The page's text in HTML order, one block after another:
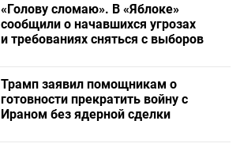
«Голову сломаю». В «Яблоке»
сообщили о начавшихся угрозах
и требованиях сняться с выборов
Трамп заявил помощникам о
готовности прекратить войну с
Ираном без ядерной сделки